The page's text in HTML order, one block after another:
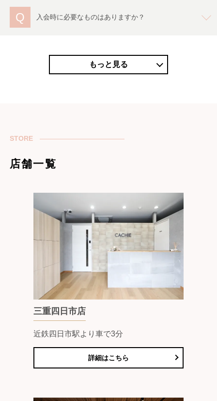
Q 入会時に必要なものはありますか？
もっと見る
STORE
店舗一覧
三重四日市店
近鉄四日市駅より車で3分
詳細はこちら